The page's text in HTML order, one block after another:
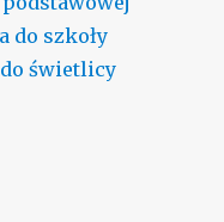
do szkoły
świetlicy